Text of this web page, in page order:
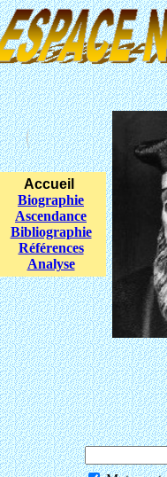
Accueil
Biographie
Ascendance
Bibliographie
Références
Analyse